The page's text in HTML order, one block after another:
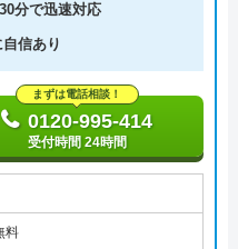
分で迅速対応
信あり
まずは電話相談！
0120-995-414
受付時間 24時間
料